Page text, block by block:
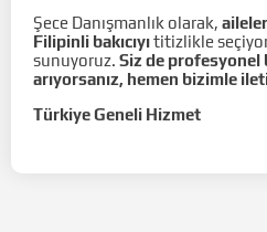
Şece Danışmanlık olarak,
Filipinli bakıcıyıtitizlikle
sunuyoruz. Siz de profesyonel
arıyorsanız, hemen bizimle
Türkiye Geneli Hizmet